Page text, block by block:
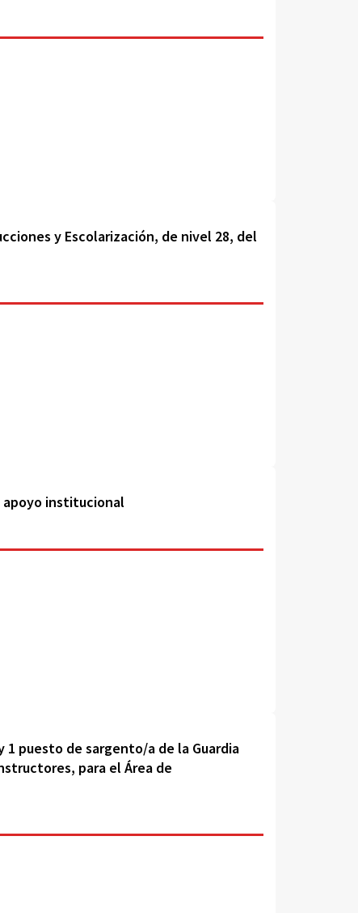
y Escolarización, de nivel 28, del
apoyo institucional
puesto de sargento/a de la Guardia
para el Área de